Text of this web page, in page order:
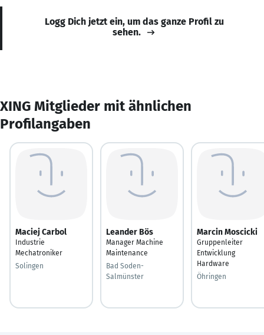
Logg Dich jetzt ein, um das ganze Profil zu
sehen.
XING Mitglieder mit ähnlichen
Profilangaben
Maciej Carbol
Industrie
Mechatroniker
Solingen
Leander Bös
Manager Machine
Maintenance
Bad Soden-
Salmünster
Marcin Moscicki
Gruppenleiter
Entwicklung
Hardware
Öhringen